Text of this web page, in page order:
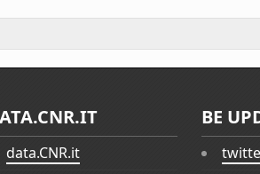
data.CNR.it
BE